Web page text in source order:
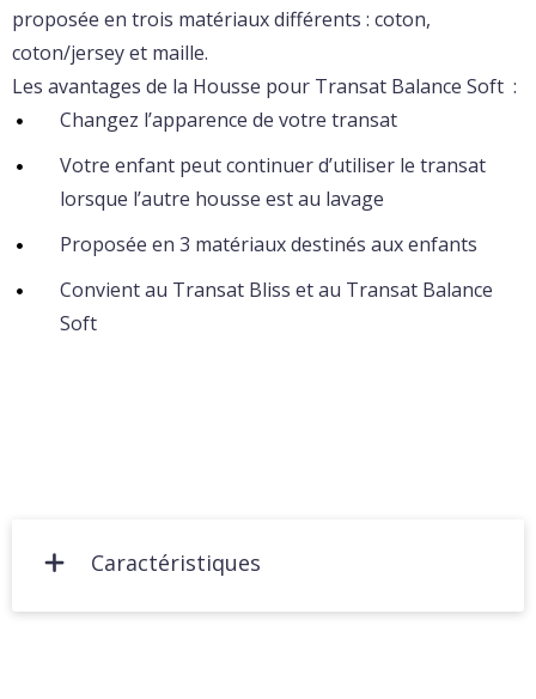
proposée en trois matériaux différents : coton,
coton/jersey et maille.
Les avantages de la Housse pour Transat Balance Soft :
Changez l’apparence de votre transat
Votre enfant peut continuer d’utiliser le transat
lorsque l’autre housse est au lavage
Proposée en 3 matériaux destinés aux enfants
Convient au Transat Bliss et au Transat Balance
Soft
Caractéristiques